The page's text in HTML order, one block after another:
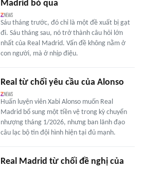
Madrid bỏ qua
Sáu tháng trước, đó chỉ là một đề xuất bị gạt
đi. Sáu tháng sau, nó trở thành câu hỏi lớn
nhất của Real Madrid. Vấn đề không nằm ở
con người, mà ở nhịp điệu.
Real từ chối yêu cầu của Alonso
Huấn luyện viên Xabi Alonso muốn Real
Madrid bổ sung một tiền vệ trong kỳ chuyển
nhượng tháng 1/2026, nhưng ban lãnh đạo
câu lạc bộ tin đội hình hiện tại đủ mạnh.
Real Madrid từ chối đề nghị của